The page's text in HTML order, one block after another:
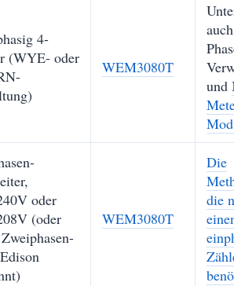
4-
(WYE- oder
WEM3080T
und
oder
(oder
WEM3080T
Die
die